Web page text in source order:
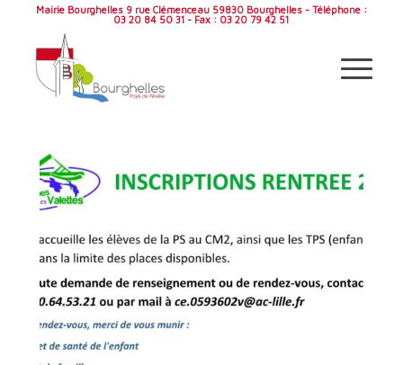
Mairie Bourghelles 9 rue Clémenceau 59830 Bourghelles - Téléphone :
03 20 84 50 31 - Fax : 03 20 79 42 51